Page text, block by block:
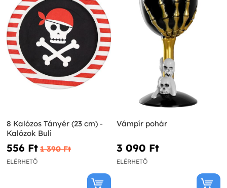
8 Kalózos Tányér (23 cm) -
Kalózok Buli
556 Ft‎ 1 390 Ft‎
ELÉRHETŐ
Vámpír pohár
3 090 Ft‎
ELÉRHETŐ